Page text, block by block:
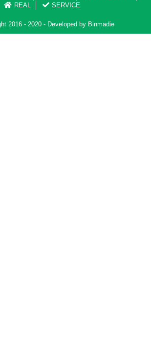
2016 - 2020 - Developed by Binmadie
REAL
SERVICE